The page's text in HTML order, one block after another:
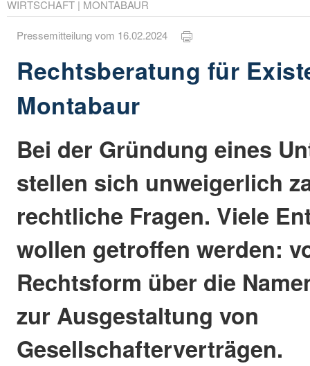
WIRTSCHAFT | MONTABAUR
Pressemitteilung vom 16.02.2024
Rechtsberatung für
Montabaur
Bei der Gründung eines
stellen sich unweigerlich
rechtliche Fragen. Viele
wollen getroffen werden:
Rechtsform über die
zur Ausgestaltung von
Gesellschafterverträgen.